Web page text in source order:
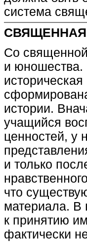
система
СВЯЩЕННАЯ
Со священной
и юношества.
истории.
учащийся
ценностей, у
и только
что
материала. В
к принятию
фактически